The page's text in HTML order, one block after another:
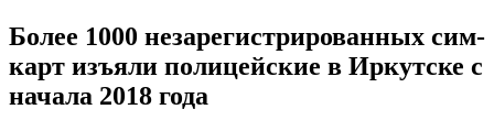
Более 1000 незарегистрированных сим-
карт изъяли полицейские в Иркутске с
начала 2018 года